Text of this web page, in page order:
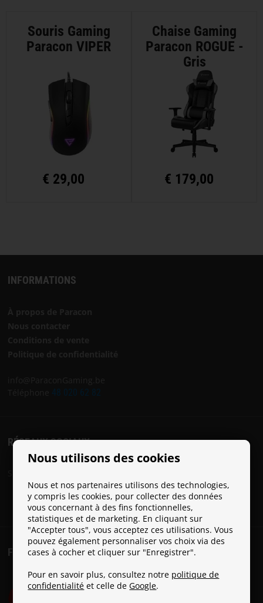
Nous utilisons des cookies
Nous et nos partenaires utilisons des technologies,
y compris les cookies, pour collecter des données
vous concernant à des fins fonctionnelles,
statistiques et de marketing. En cliquant sur
"Accepter tous", vous acceptez ces utilisations. Vous
pouvez également personnaliser vos choix via des
cases à cocher et cliquer sur "Enregistrer".
Pour en savoir plus, consultez notre politique de
confidentialité et celle deGoogle.
Souris Gaming
Paracon VIPER
€ 29,00
Chaise Gaming
Paracon ROGUE -
Gris
€ 179,00
INFORMATIONS
48 020 62 82
RÉSEAUX SOCIAUX
FRAIS DE PORT